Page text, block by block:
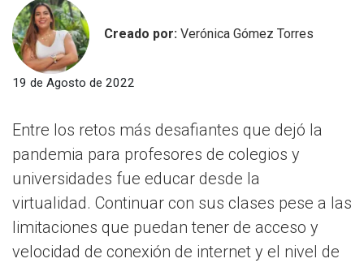
Creado por: Verónica Gómez Torres
19 de Agosto de 2022
Entre los retos más desafiantes que dejó la
pandemia para profesores de colegios y
universidades fue educar desde la
virtualidad. Continuar con sus clases pese a las
limitaciones que puedan tener de acceso y
velocidad de conexión de internet y el nivel de